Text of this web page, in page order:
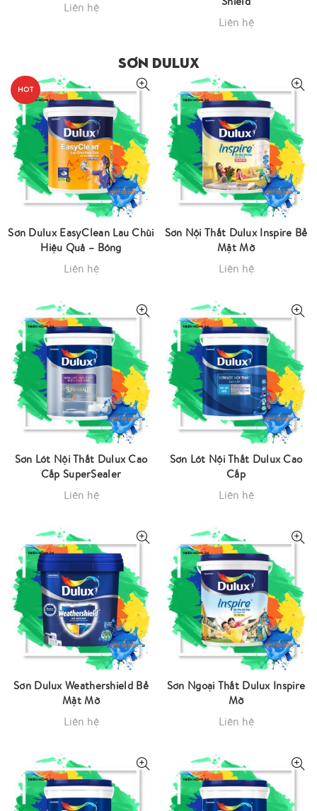
Liên hệ
Liên hệ
SƠN DULUX
HOT
Sơn Dulux EasyClean Lau Chùi
Hiệu Quả – Bóng
Liên hệ
Sơn Nội Thất Dulux Inspire Bề
Mặt Mờ
Liên hệ
Sơn Lót Nội Thất Dulux Cao
Cấp SuperSealer
Liên hệ
Sơn Lót Nội Thất Dulux Cao
Cấp
Liên hệ
Sơn Dulux Weathershield Bề
Mặt Mờ
Liên hệ
Sơn Ngoại Thất Dulux Inspire
Mờ
Liên hệ